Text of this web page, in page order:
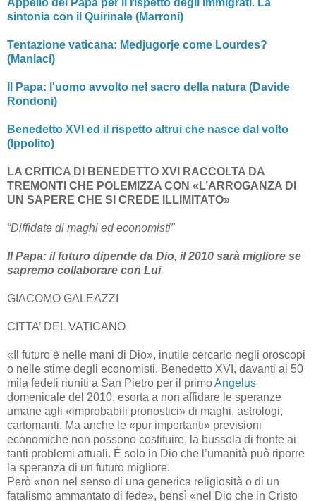
sintonia con il Quirinale (Marroni)
Tentazione vaticana: Medjugorje come Lourdes?
(Maniaci)
Il Papa: l'uomo avvolto nel sacro della natura (Davide
Rondoni)
Benedetto XVI ed il rispetto altrui che nasce dal volto
(Ippolito)
LA CRITICA DI BENEDETTO XVI RACCOLTA DA
TREMONTI CHE POLEMIZZA CON «L’ARROGANZA DI
UN SAPERE CHE SI CREDE ILLIMITATO»
“Diffidate di maghi ed economisti”
Il Papa: il futuro dipende da Dio, il 2010 sarà migliore se
sapremo collaborare con Lui
GIACOMO GALEAZZI
CITTA’ DEL VATICANO
«Il futuro è nelle mani di Dio», inutile cercarlo negli oroscopi
o nelle stime degli economisti. Benedetto XVI, davanti ai 50
mila fedeli riuniti a San Pietro per il primoAngelus
domenicale del 2010, esorta a non affidare le speranze
umane agli «improbabili pronostici» di maghi, astrologi,
cartomanti. Ma anche le «pur importanti» previsioni
economiche non possono costituire, la bussola di fronte ai
tanti problemi attuali. È solo in Dio che l’umanità può riporre
la speranza di un futuro migliore.
Però «non nel senso di una generica religiosità o di un
fatalismo ammantato di fede», bensì «nel Dio che in Cristo